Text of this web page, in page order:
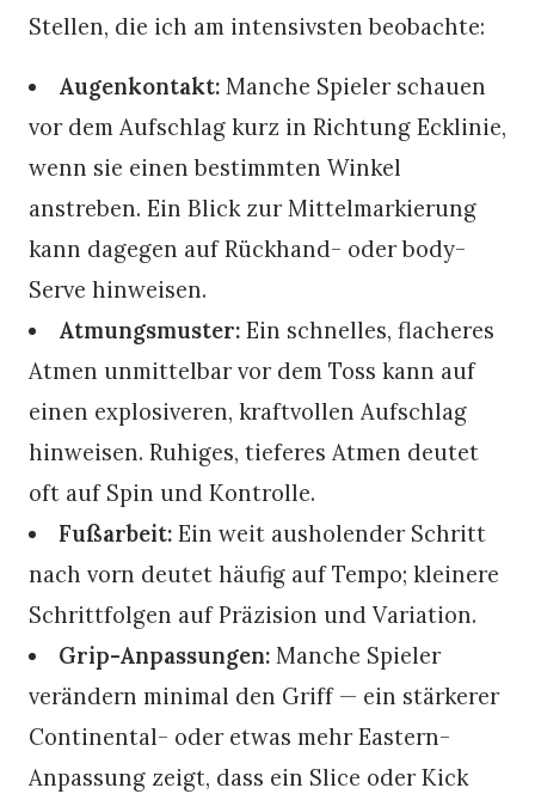
Stellen, die ich am intensivsten beobachte:
Augenkontakt: Manche Spieler schauen
vor dem Aufschlag kurz in Richtung Ecklinie,
wenn sie einen bestimmten Winkel
anstreben. Ein Blick zur Mittelmarkierung
kann dagegen auf Rückhand- oder body-
Serve hinweisen.
Atmungsmuster: Ein schnelles, flacheres
Atmen unmittelbar vor dem Toss kann auf
einen explosiveren, kraftvollen Aufschlag
hinweisen. Ruhiges, tieferes Atmen deutet
oft auf Spin und Kontrolle.
Fußarbeit: Ein weit ausholender Schritt
nach vorn deutet häufig auf Tempo; kleinere
Schrittfolgen auf Präzision und Variation.
Grip-Anpassungen: Manche Spieler
verändern minimal den Griff — ein stärkerer
Continental- oder etwas mehr Eastern-
Anpassung zeigt, dass ein Slice oder Kick